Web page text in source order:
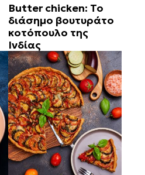
Butter chicken: Το
διάσημο βουτυράτο
κοτόπουλο της
Ινδίας